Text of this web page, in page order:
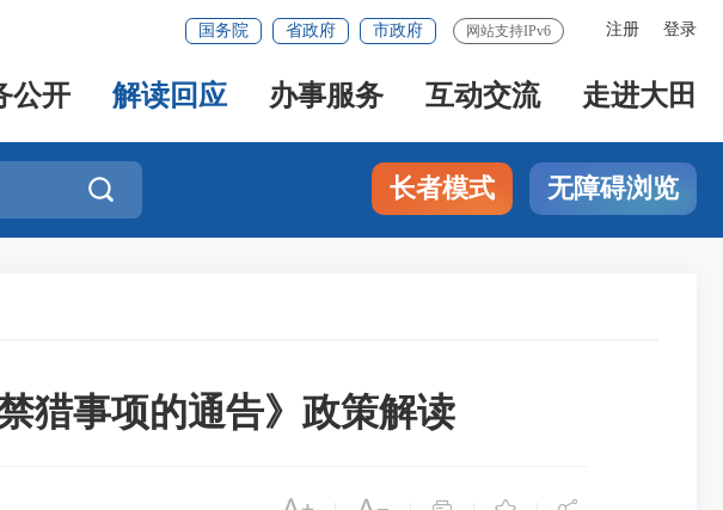
注册 登录
国务院 省政府 市政府 网站支持IPv6
公开 解读回应 办事服务 互动交流 走进大田
 长者模式 无障碍浏览
猎事项的通告》政策解读